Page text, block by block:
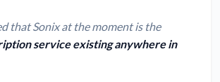
that Sonix at the moment is the
service existing anywhere in